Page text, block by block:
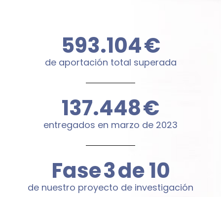
600.000€
de aportación total superada
144.000€
entregados en marzo de 2023
Fase4de 10
de nuestro proyecto de investigación